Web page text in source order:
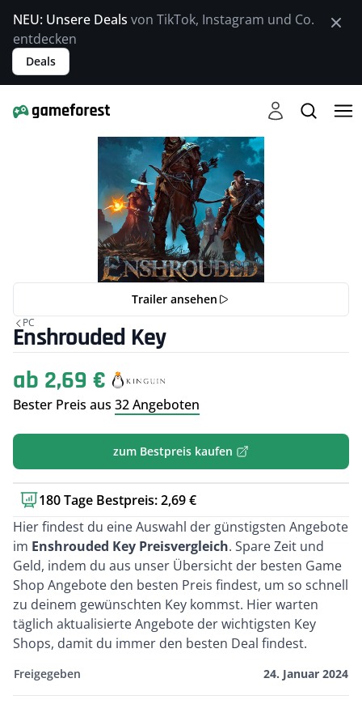
NEU: Unsere Deals von TikTok, Instagram und Co.
entdecken
Deals
Trailer ansehen
PC
Enshrouded Key
ab 2,69 €
Bester Preis aus 32 Angeboten
zum Bestpreis kaufen
180 Tage Bestpreis: 2,69 €
Kurzbeschreibung
Hier findest du eine Auswahl der günstigsten Angebote
im Enshrouded Key Preisvergleich. Spare Zeit und
Geld, indem du aus unser Übersicht der besten Game
Shop Angebote den besten Preis findest, um so schnell
zu deinem gewünschten Key kommst. Hier warten
täglich aktualisierte Angebote der wichtigsten Key
Shops, damit du immer den besten Deal findest.
Freigegeben 24. Januar 2024